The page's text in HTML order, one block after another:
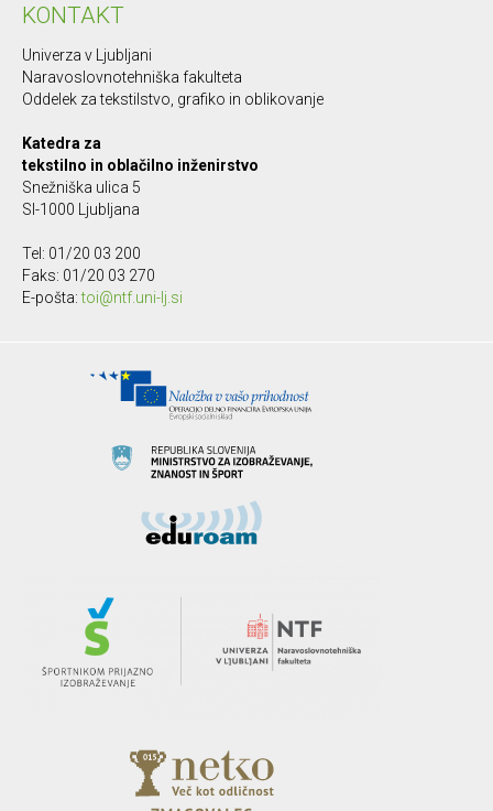
KONTAKT
Univerza v Ljubljani
Naravoslovnotehniška fakulteta
Oddelek za tekstilstvo, grafiko in oblikovanje
Katedra za
tekstilno in oblačilno inženirstvo
Snežniška ulica 5
SI-1000 Ljubljana
Tel: 01/20 03 200
Faks: 01/20 03 270
E-pošta:toi@ntf.uni-lj.si